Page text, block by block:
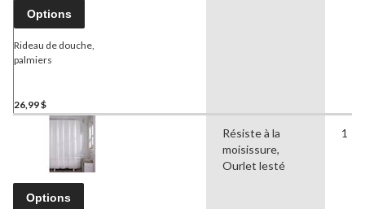
Options
Rideau de douche,
palmiers
26,99 $
Options
Résiste à la
moisissure,
Ourlet lesté
1